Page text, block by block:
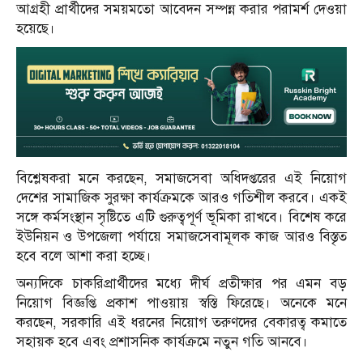
আগ্রহী প্রার্থীদের সময়মতো আবেদন সম্পন্ন করার পরামর্শ দেওয়া
হয়েছে।
বিশ্লেষকরা মনে করছেন, সমাজসেবা অধিদপ্তরের এই নিয়োগ
দেশের সামাজিক সুরক্ষা কার্যক্রমকে আরও গতিশীল করবে। একই
সঙ্গে কর্মসংস্থান সৃষ্টিতে এটি গুরুত্বপূর্ণ ভূমিকা রাখবে। বিশেষ করে
ইউনিয়ন ও উপজেলা পর্যায়ে সমাজসেবামূলক কাজ আরও বিস্তৃত
হবে বলে আশা করা হচ্ছে।
অন্যদিকে চাকরিপ্রার্থীদের মধ্যে দীর্ঘ প্রতীক্ষার পর এমন বড়
নিয়োগ বিজ্ঞপ্তি প্রকাশ পাওয়ায় স্বস্তি ফিরেছে। অনেকে মনে
করছেন, সরকারি এই ধরনের নিয়োগ তরুণদের বেকারত্ব কমাতে
সহায়ক হবে এবং প্রশাসনিক কার্যক্রমে নতুন গতি আনবে।